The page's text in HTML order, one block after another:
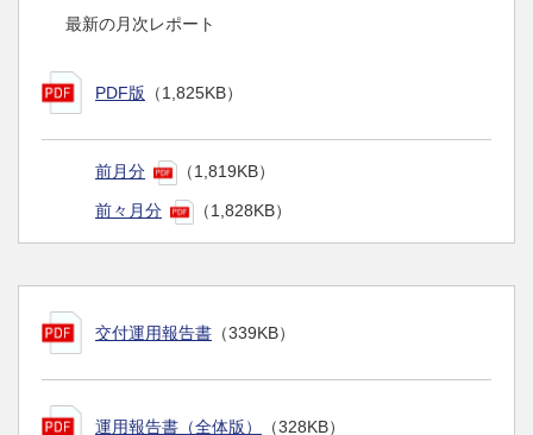
最新の月次レポート
PDF版 （1,825KB）
前月分 （1,819KB）
前々月分 （1,828KB）
交付運用報告書 （339KB）
運用報告書（全体版） （328KB）